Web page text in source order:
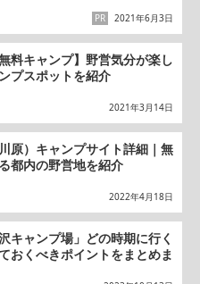
2021年6月3日
PR
料キャンプ】野営気分が楽し
プスポットを紹介
2021年3月14日
原）キャンプサイト詳細｜無
都内の野営地を紹介
2022年4月18日
キャンプ場」どの時期に行く
おくべきポイントをまとめま